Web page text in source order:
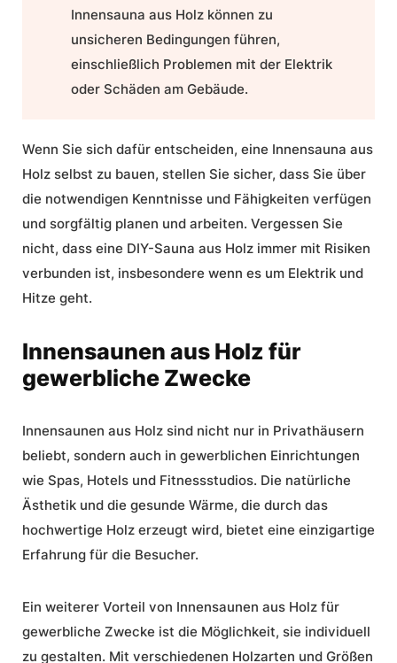
Innensauna aus Holz können zu
unsicheren Bedingungen führen,
einschließlich Problemen mit der Elektrik
oder Schäden am Gebäude.
Wenn Sie sich dafür entscheiden, eine Innensauna aus
Holz selbst zu bauen, stellen Sie sicher, dass Sie über
die notwendigen Kenntnisse und Fähigkeiten verfügen
und sorgfältig planen und arbeiten. Vergessen Sie
nicht, dass eine DIY-Sauna aus Holz immer mit Risiken
verbunden ist, insbesondere wenn es um Elektrik und
Hitze geht.
Innensaunen aus Holz für
gewerbliche Zwecke
Innensaunen aus Holz sind nicht nur in Privathäusern
beliebt, sondern auch in gewerblichen Einrichtungen
wie Spas, Hotels und Fitnessstudios. Die natürliche
Ästhetik und die gesunde Wärme, die durch das
hochwertige Holz erzeugt wird, bietet eine einzigartige
Erfahrung für die Besucher.
Ein weiterer Vorteil von Innensaunen aus Holz für
gewerbliche Zwecke ist die Möglichkeit, sie individuell
zu gestalten. Mit verschiedenen Holzarten und Größen